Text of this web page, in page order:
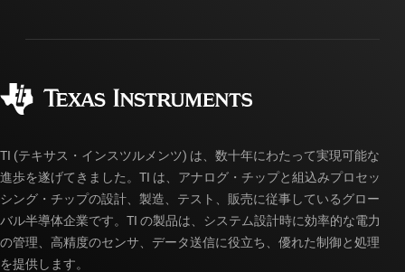
myTI アカウントの FAQ
ご注文に関する FAQ
TI (テキサス・インスツルメンツ) は、数十年にわたって実現可能な
進歩を遂げてきました。TI は、アナログ・チップと組込みプロセッ
シング・チップの設計、製造、テスト、販売に従事しているグロー
バル半導体企業です。TI の製品は、システム設計時に効率的な電力
の管理、高精度のセンサ、データ送信に役立ち、優れた制御と処理
を提供します。